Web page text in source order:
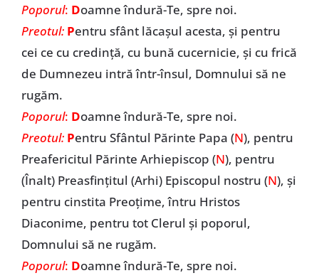
Poporul: Doamne îndură-Te, spre noi.
Preotul: Pentru sfânt lăcașul acesta, și pentru
cei ce cu credință, cu bună cucernicie, și cu frică
de Dumnezeu intră într-însul, Domnului să ne
rugăm.
Poporul: Doamne îndură-Te, spre noi.
Preotul: Pentru Sfântul Părinte Papa (N), pentru
Preafericitul Părinte Arhiepiscop (N), pentru
(Înalt) Preasfințitul (Arhi) Episcopul nostru (N), și
pentru cinstita Preoțime, întru Hristos
Diaconime, pentru tot Clerul și poporul,
Domnului să ne rugăm.
Poporul: Doamne îndură-Te, spre noi.